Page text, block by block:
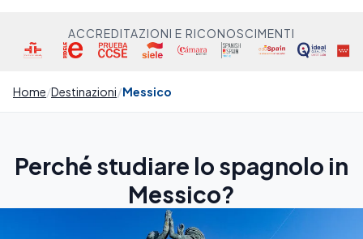
ACCREDITAZIONI E RICONOSCIMENTI
Home Destinazioni Messico
Perché studiare lo spagnolo in
Messico?